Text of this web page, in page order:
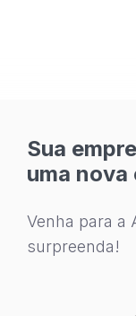
Sua
uma nova
Venha para a
surpreenda!